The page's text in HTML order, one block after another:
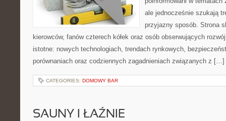
ale jednocześnie szukają
przyjazny sposób. Strona
kierowców, fanów czterech kółek oraz osób obserwujących
istotne: nowych technologiach, trendach rynkowych,
porównaniach oraz codziennych zagadnieniach związanych z […]
CATEGORIES: DOMOWY BAR
SAUNY I ŁAŹNIE